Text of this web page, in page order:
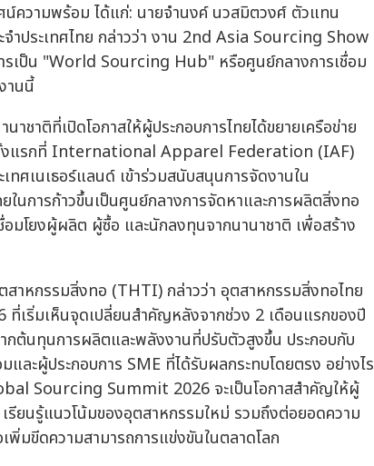
น์ความพร้อม ได้แก่: นายจำนงค์ นวสมิตวงศ์ ตัวแทน
ำประเทศไทย กล่าวว่า งาน 2nd Asia Sourcing Show
รเป็น "World Sourcing Hub" หรือศูนย์กลางการเชื่อม
านนี้
ชาติที่เปิดโอกาสให้ผู้ประกอบการไทยได้ขยายเครือข่าย
รั้งแรกที่ International Apparel Federation (IAF)
ทศเนเธอร์แลนด์ เข้าร่วมสนับสนุนการจัดงานใน
นการก้าวขึ้นเป็นศูนย์กลางการจัดหาและการผลิตสิ่งทอ
โยงผู้ผลิต ผู้ซื้อ และนักลงทุนจากนานาชาติ เพื่อสร้าง
าหกรรมสิ่งทอ (THTI) กล่าวว่า อุตสาหกรรมสิ่งทอไทย
ที่เริ่มเห็นจุดเปลี่ยนสำคัญหลังจากช่วง 2 เดือนแรกของปี
กต้นทุนการผลิตและพลังงานที่ปรับตัวสูงขึ้น ประกอบกับ
ละผู้ประกอบการ SME ที่ได้รับผลกระทบโดยตรง อย่างไร
Sourcing Summit 2026 จะเป็นโอกาสสำคัญให้ผู้
เรียนรู้แนวโน้มของอุตสาหกรรมใหม่ รวมถึงต่อยอดความ
มขีดความสามารถการแข่งขันในตลาดโลก